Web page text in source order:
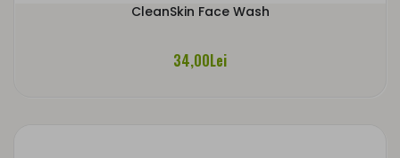
CleanSkin Face Wash
34,00Lei